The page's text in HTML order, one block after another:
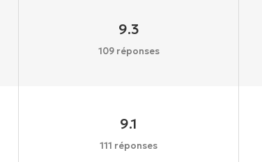
9.3
109 réponses
9.1
111 réponses